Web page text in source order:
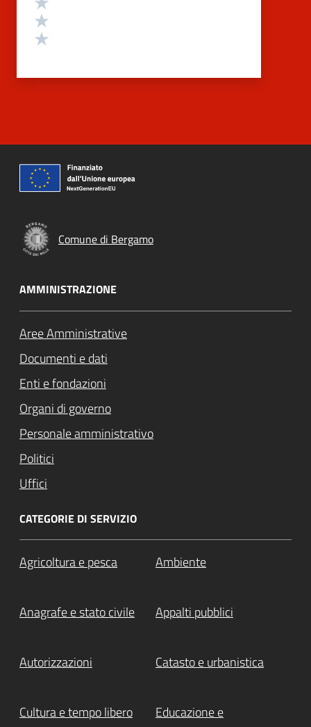
Comune di Bergamo
AMMINISTRAZIONE
Aree Amministrative
Documenti e dati
Enti e fondazioni
Organi di governo
Personale amministrativo
Politici
Uffici
CATEGORIE DI SERVIZIO
Agricoltura e pesca Ambiente
Anagrafe e stato civile Appalti pubblici
Autorizzazioni Catasto e urbanistica
Cultura e tempo libero
Educazione e